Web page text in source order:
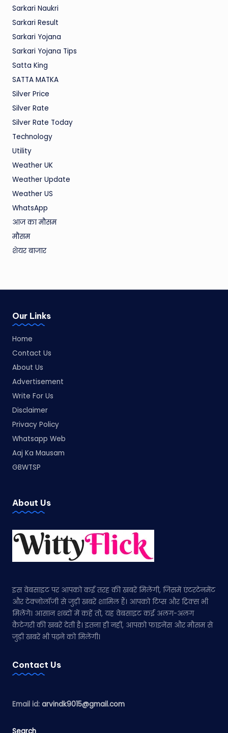
Sarkari Naukri
Sarkari Result
Sarkari Yojana
Sarkari Yojana Tips
Satta King
SATTA MATKA
Silver Price
Silver Rate
Silver Rate Today
Technology
Utility
Weather UK
Weather Update
Weather US
WhatsApp
आज का मौसम
मौसम
शेयर बाजार
Our Links
Home
Contact Us
About Us
Advertisement
Write For Us
Disclaimer
Privacy Policy
Whatsapp Web
Aaj Ka Mausam
GBWTSP
About Us
इस वेबसाइट पर आपको कई तरह की खबरें मिलेंगी, जिसमें एंटरटेनमेंट
और टेक्नोलॉजी से जुड़ी खबरें शामिल हैं। आपको टिप्स और ट्रिक्स भी
मिलेंगे। आसान शब्दों में कहें तो, यह वेबसाइट कई अलग-अलग
कैटेगरी की खबरें देती है। इतना ही नहीं, आपको फाइनेंस और मौसम से
जुड़ी खबरें भी पढ़ने को मिलेंगी।
Contact Us
Email id: arvindk9015@gmail.com